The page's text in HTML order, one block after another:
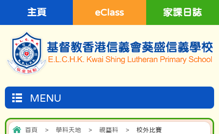
主頁 eClass 家課日誌
MENU
首頁 > 學科天地 > 視藝科 > 校外比賽